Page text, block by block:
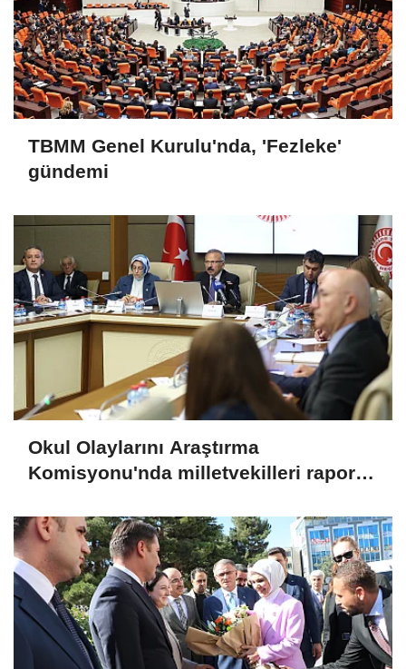
TBMM Genel Kurulu'nda, 'Fezleke'
gündemi
Okul Olaylarını Araştırma
Komisyonu'nda milletvekilleri rapora